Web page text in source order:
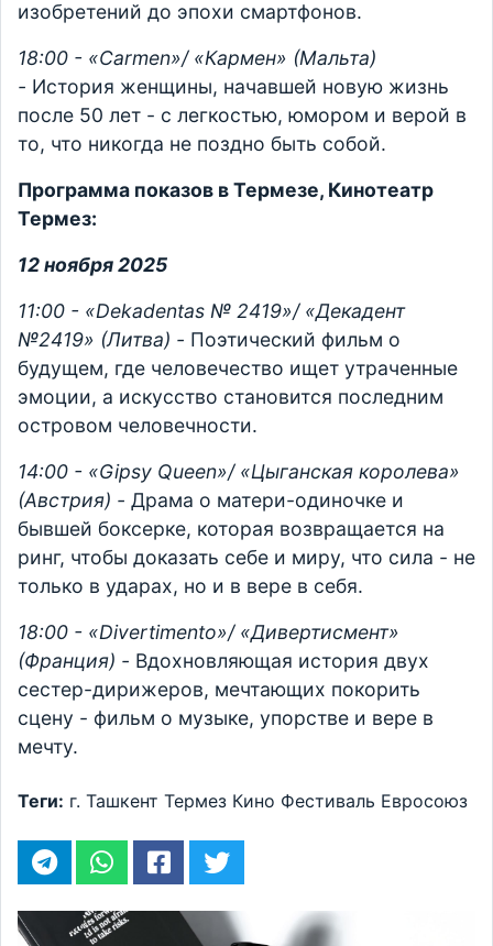
изобретений до эпохи смартфонов.
18:00 - «Carmen»/ «Кармен» (Мальта)
- История женщины, начавшей новую жизнь
после 50 лет - с легкостью, юмором и верой в
то, что никогда не поздно быть собой.
Программа показов в Термезе, Кинотеатр
Термез:
12 ноября 2025
11:00 - «Dekadentas № 2419»/ «Декадент
№2419» (Литва) - Поэтический фильм о
будущем, где человечество ищет утраченные
эмоции, а искусство становится последним
островом человечности.
14:00 - «Gipsy Queen»/ «Цыганская королева»
(Австрия) - Драма о матери-одиночке и
бывшей боксерке, которая возвращается на
ринг, чтобы доказать себе и миру, что сила - не
только в ударах, но и в вере в себя.
18:00 - «Divertimento»/ «Дивертисмент»
(Франция) - Вдохновляющая история двух
сестер-дирижеров, мечтающих покорить
сцену - фильм о музыке, упорстве и вере в
мечту.
Теги: г. Ташкент Термез Кино Фестиваль Евросоюз